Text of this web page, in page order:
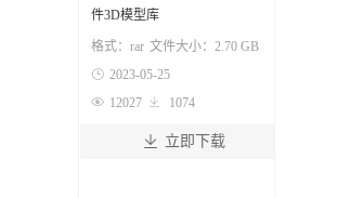
件3D模型库
格式： rar 文件大小： 2.70 GB
 2023-05-25
 12027  1074
 立即下载